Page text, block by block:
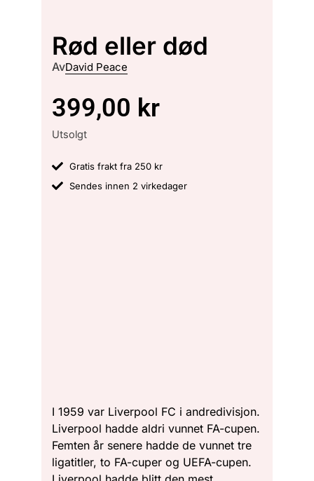
Rød eller død
AvDavid Peace
399,00 kr
Utsolgt
Gratis frakt fra 250 kr
Sendes innen 2 virkedager
I 1959 var Liverpool FC i andredivisjon.
Liverpool hadde aldri vunnet FA-cupen.
Femten år senere hadde de vunnet tre
ligatitler, to FA-cuper og UEFA-cupen.